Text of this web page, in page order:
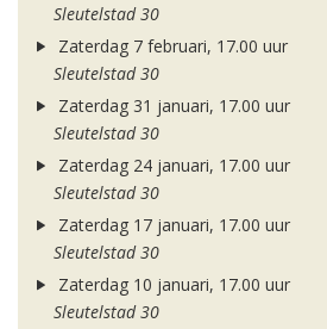
Sleutelstad 30
Zaterdag 7 februari, 17.00 uur
Sleutelstad 30
Zaterdag 31 januari, 17.00 uur
Sleutelstad 30
Zaterdag 24 januari, 17.00 uur
Sleutelstad 30
Zaterdag 17 januari, 17.00 uur
Sleutelstad 30
Zaterdag 10 januari, 17.00 uur
Sleutelstad 30